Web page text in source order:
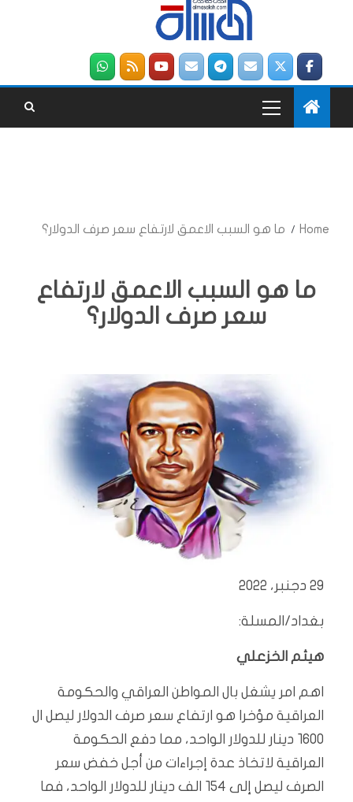
Home ما هو السبب الاعمق لارتفاع سعر صرف الدولار؟
ما هو السبب الاعمق لارتفاع
سعر صرف الدولار؟
29 دجنبر، 2022
بغداد/المسلة:
هيثم الخزعلي
اهم امر يشغل بال المواطن العراقي والحكومة
العراقية مؤخرا هو ارتفاع سعر صرف الدولار ليصل ال
١٦٠٠ دينار للدولار الواحد، مما دفع الحكومة
العراقية لاتخاذ عدة إجراءات من أجل خفض سعر
الصرف ليصل إلى ١٥٤ الف دينار للدولار الواحد، فما